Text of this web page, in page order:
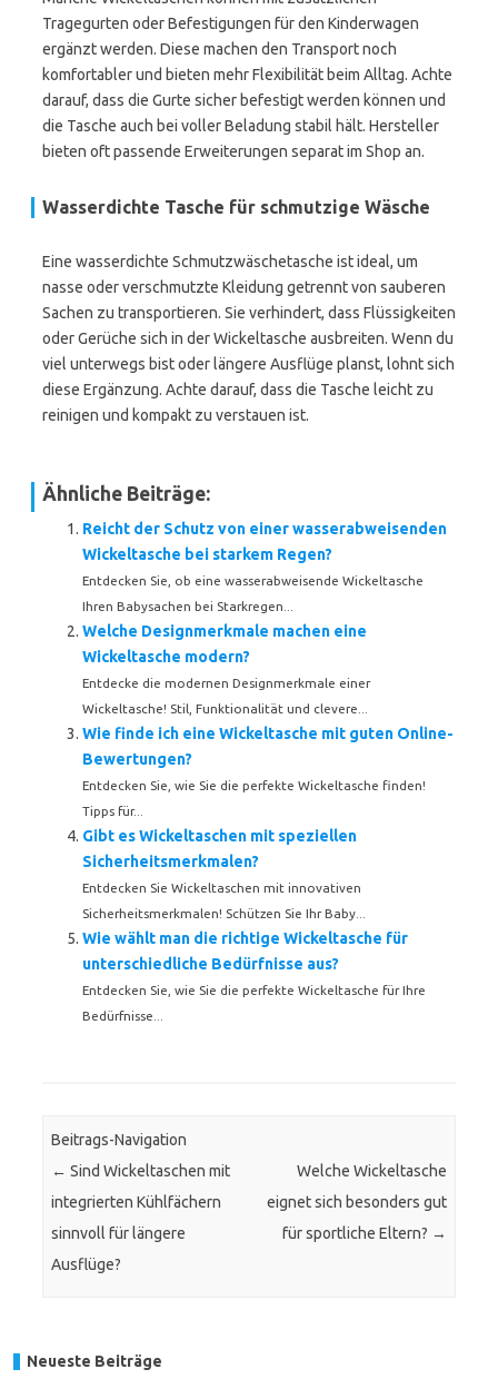
Tragegurten oder Befestigungen für den Kinderwagen
ergänzt werden. Diese machen den Transport noch
komfortabler und bieten mehr Flexibilität beim Alltag. Achte
darauf, dass die Gurte sicher befestigt werden können und
die Tasche auch bei voller Beladung stabil hält. Hersteller
bieten oft passende Erweiterungen separat im Shop an.
Wasserdichte Tasche für schmutzige Wäsche
Eine wasserdichte Schmutzwäschetasche ist ideal, um
nasse oder verschmutzte Kleidung getrennt von sauberen
Sachen zu transportieren. Sie verhindert, dass Flüssigkeiten
oder Gerüche sich in der Wickeltasche ausbreiten. Wenn du
viel unterwegs bist oder längere Ausflüge planst, lohnt sich
diese Ergänzung. Achte darauf, dass die Tasche leicht zu
reinigen und kompakt zu verstauen ist.
Ähnliche Beiträge:
Reicht der Schutz von einer wasserabweisenden
Wickeltasche bei starkem Regen?
Entdecken Sie, ob eine wasserabweisende Wickeltasche
Ihren Babysachen bei Starkregen...
Welche Designmerkmale machen eine
Wickeltasche modern?
Entdecke die modernen Designmerkmale einer
Wickeltasche! Stil, Funktionalität und clevere...
Wie finde ich eine Wickeltasche mit guten Online-
Bewertungen?
Entdecken Sie, wie Sie die perfekte Wickeltasche finden!
Tipps für...
Gibt es Wickeltaschen mit speziellen
Sicherheitsmerkmalen?
Entdecken Sie Wickeltaschen mit innovativen
Sicherheitsmerkmalen! Schützen Sie Ihr Baby...
Wie wählt man die richtige Wickeltasche für
unterschiedliche Bedürfnisse aus?
Entdecken Sie, wie Sie die perfekte Wickeltasche für Ihre
Bedürfnisse...
Beitrags-Navigation
← Sind Wickeltaschen mit
integrierten Kühlfächern
sinnvoll für längere
Ausflüge?
Welche Wickeltasche
eignet sich besonders gut
für sportliche Eltern? →
Neueste Beiträge